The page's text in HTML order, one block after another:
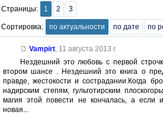
Страницы: 1 2 3
Сортировка: по актуальности по дате по
Vampirt, 11 августа 2013 г.
Нездешний это любовь с первой
втором шансе . Нездешний это книга о
правде, жестокости и сострадании.Когда
надирским степям, гульготирским
магия этой повести не кончалась, а если
новая...